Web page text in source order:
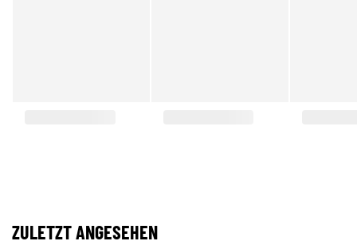
ZULETZT ANGESEHEN